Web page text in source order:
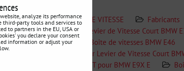
MOTEUR et de la BOÎTE DE VITESSE Fabricants
vitesses BMW E30 Levier de Vitesse Court BMW
BMW E46 Boîte de vitesses BMW E46
E9X Short Shifter Levier de Vitesse Court
de vitesse courts SHORTSHIFT pour BMW E9X E
analyze its performance
third-party tools and services to
to partners in the EU, USA or
you declare your consent
information or adjust your